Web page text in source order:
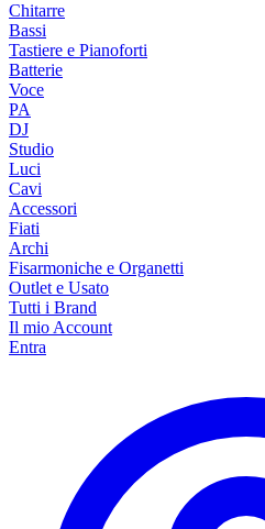
Chitarre
Bassi
Tastiere e Pianoforti
Batterie
Voce
PA
DJ
Studio
Luci
Cavi
Accessori
Fiati
Archi
Fisarmoniche e Organetti
Outlet e Usato
Tutti i Brand
Il mio Account
Entra